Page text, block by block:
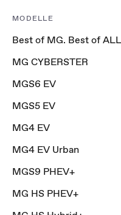
MODELLE
Best of MG. Best of
MG CYBERSTER
MGS6 EV
MGS5 EV
MG4 EV
MG4 EV Urban
MGS9 PHEV+
MG HS PHEV+